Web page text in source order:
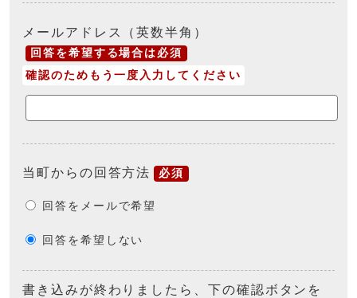
メールアドレス（英数半角）
回答を希望する場合は必須
確認のためもう一度入力してください
当町からの回答方法 必須
回答をメールで希望
回答を希望しない
書き込みが終わりましたら、下の確認ボタンを